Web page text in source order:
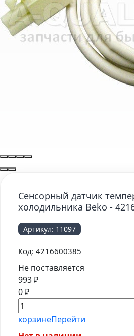
Сенсорный датчик
холодильника Beko -
Артикул: 11097
Код: 4216600385
Не поставляется
993₽
0₽
корзинеПерейти